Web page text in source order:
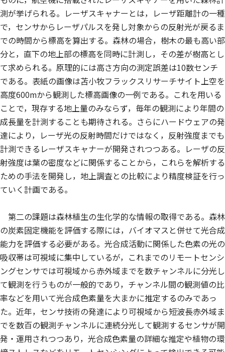
測が挙げられる。レーザスキャナーとは，レーザ距離計の一種
で，センサからレーザパルスを発し対象からの反射光が戻るま
での時間から標高を算出する。森林の場合，樹木の最も高い部
分と，直下の地上部の標高を同時に計測し，その差が樹高とし
て求められる。原理的には高さ方向の測定誤差は10数センチ
である。表紙の画像は苫小牧フラックスリサーチサイト上空を
高度600mから観測した標高画像の一例である。これを用いる
ことで，現存する地上量のみならず，毎年の観測により年間の
成長量を計測することも期待される。さらにハードウェアの発
達により，レーザ光の反射時間だけではなく，反射強度までも
計測できるレーザスキャナーが開発されつつある。レーザの反
射強度は葉の密度などに関係することから，これらを解析する
ための手法を開発し，地上調査との比較により精度検証を行っ
ていく計画である。
第二の課題は森林植生の生化学的な情報の取得である。森林
の炭素固定機能を評価する際には，バイオマスと併せて光合成
能力を評価する必要がある。光合成活動に関係した色素の光の
吸収帯は可視域に集中しているが，これまでのリモートセンシ
ングセンサでは可視域から赤外域までを数チャンネルに分光し
て観測を行うものが一般的であり，チャンネル間の観測値の比
率などを用いて光合成色素量を大まかに推定するのみであっ
た。近年，センサ技術の発達により可視域から短波長赤外域ま
でを数百の観測チャンネルに連続分光して観測するセンサが開
発・運用されつつあり，光合成色素量の詳細な推定や植物の環